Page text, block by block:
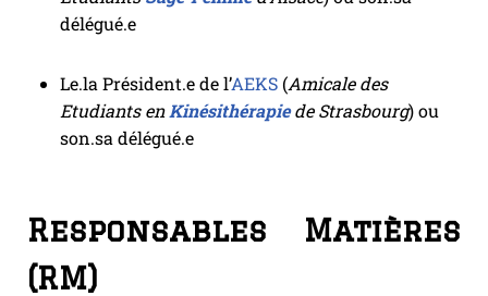
délégué.e
Le.la Président.e de l’AEKS(Amicale des
Etudiants enKinésithérapie de Strasbourg) ou
son.sa délégué.e
Responsables Matières
(RM)